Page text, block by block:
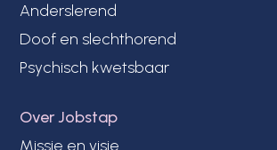
Anderslerend
Doof en slechthorend
Psychisch kwetsbaar
Over Jobstap
Missie en visie